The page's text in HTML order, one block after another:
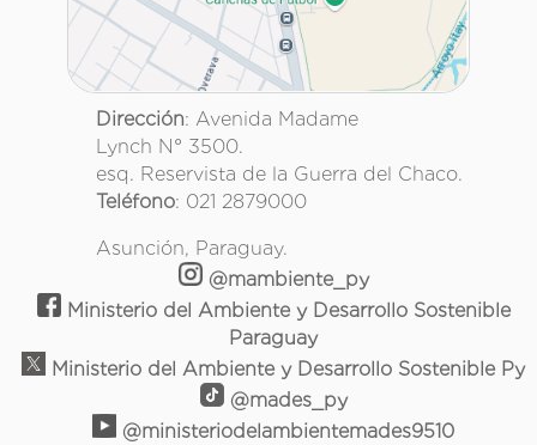
Dirección: Avenida Madame
Lynch N° 3500.
esq. Reservista de la Guerra del Chaco.
Teléfono: 021 2879000
Asunción, Paraguay.
@mambiente_py
Ministerio del Ambiente y Desarrollo Sostenible
Paraguay
Ministerio del Ambiente y Desarrollo Sostenible Py
@mades_py
@ministeriodelambientemades9510